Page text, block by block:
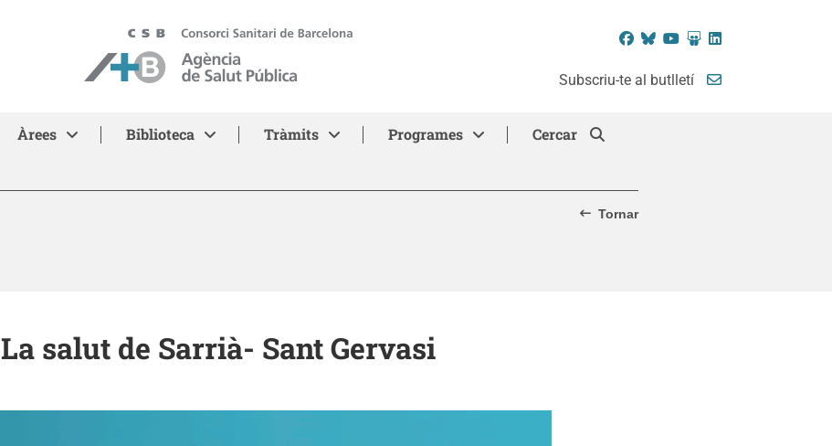
ASPB - Agència de Salut Pública de Barcelona Facebook
BlueskyYouTube
SlideShare
LinkedIn
Subscriu-te al butlletí
Àrees Biblioteca Tràmits Programes Cercar
Tornar
La salut de Sarrià- Sant Gervasi